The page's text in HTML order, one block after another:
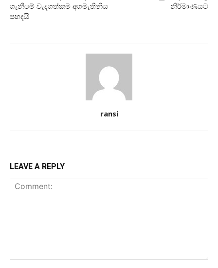
ගැනීමේ වැදගත්කම අගමැතිනිය
පහදයි
නිර්මාණයට
ransi
LEAVE A REPLY